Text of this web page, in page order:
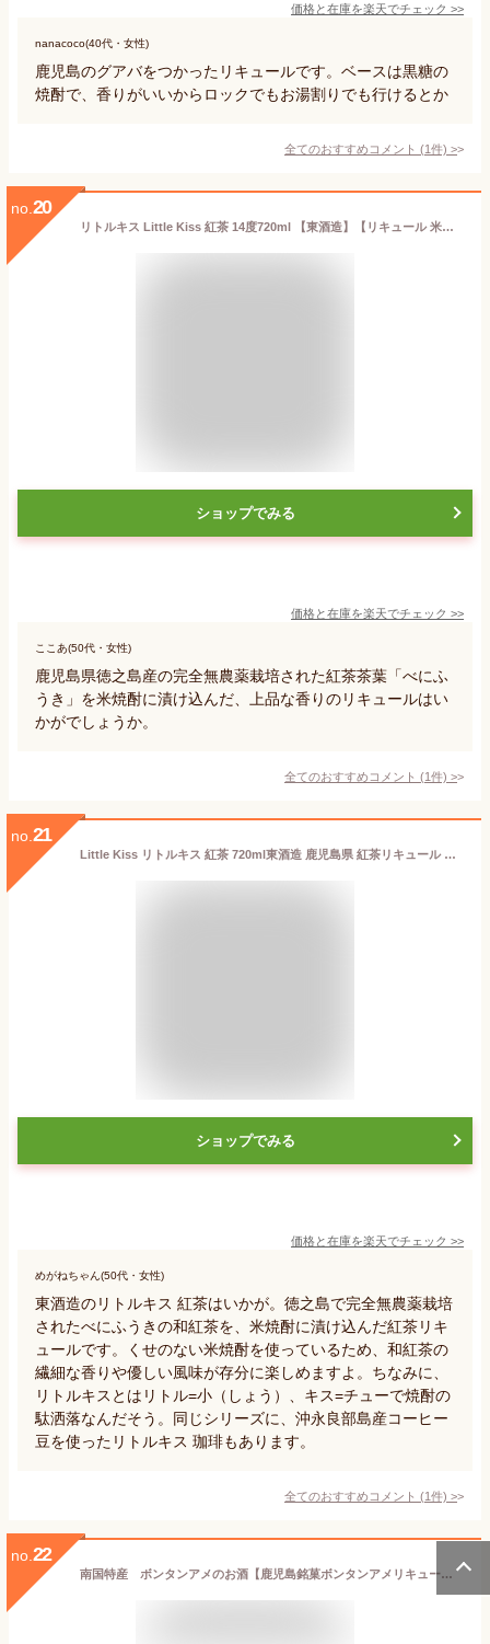
価格と在庫を楽天でチェック >>
nanacoco(40代・女性)
鹿児島のグアバをつかったリキュールです。ベースは黒糖の
焼酎で、香りがいいからロックでもお湯割りでも行けるとか
全てのおすすめコメント (1件) >
no. 20
リトルキス Little Kiss 紅茶 14度720ml 【東酒造】【リキュール 米焼酎 こめ焼酎 鹿児島 手土産 楽天 プレゼント ギフト あす楽】
ショップでみる
価格と在庫を楽天でチェック >>
ここあ(50代・女性)
鹿児島県徳之島産の完全無農薬栽培された紅茶茶葉「べにふ
うき」を米焼酎に漬け込んだ、上品な香りのリキュールはい
かがでしょうか。
全てのおすすめコメント (1件) >
no. 21
Little Kiss リトルキス 紅茶 720ml東酒造 鹿児島県 紅茶リキュール ギフト プレゼント
ショップでみる
価格と在庫を楽天でチェック >>
めがねちゃん(50代・女性)
東酒造のリトルキス 紅茶はいかが。徳之島で完全無農薬栽培
されたべにふうきの和紅茶を、米焼酎に漬け込んだ紅茶リキ
ュールです。くせのない米焼酎を使っているため、和紅茶の
繊細な香りや優しい風味が存分に楽しめますよ。ちなみに、
リトルキスとはリトル=小（しょう）、キス=チューで焼酎の
駄洒落なんだそう。同じシリーズに、沖永良部島産コーヒー
豆を使ったリトルキス 珈琲もあります。
全てのおすすめコメント (1件) >
no. 22
南国特産 ボンタンアメのお酒【鹿児島銘菓ボンタンアメリキュール】